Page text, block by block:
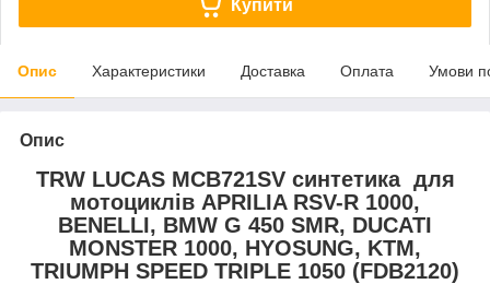
Купити
Опис Характеристики Доставка Оплата Умови
Опис
TRW LUCAS MCB721SV синтетикадля
мотоциклів APRILIA RSV-R 1000,
BENELLI, BMW G 450 SMR, DUCATI
MONSTER 1000, HYOSUNG, KTM,
TRIUMPH SPEED TRIPLE 1050 (FDB2120)